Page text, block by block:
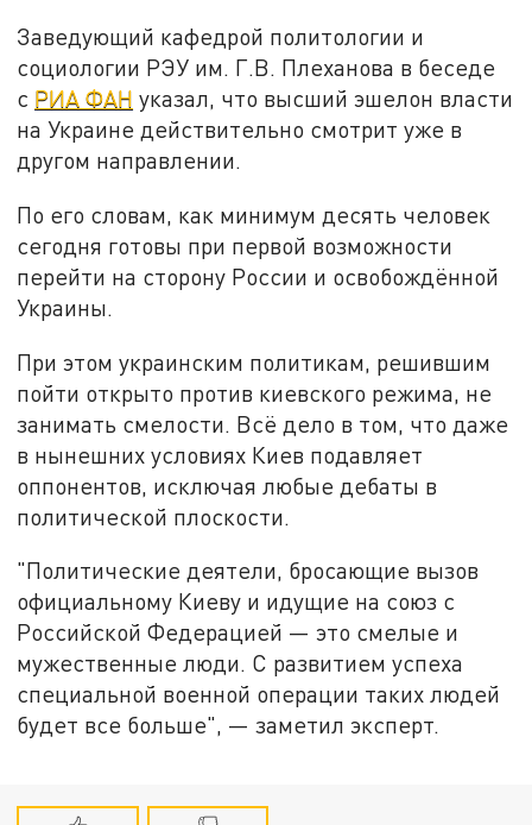
Заведующий кафедрой политологии и
социологии РЭУ им. Г.В. Плеханова в беседе
с РИА ФАН указал, что высший эшелон власти
на Украине действительно смотрит уже в
другом направлении.
По его словам, как минимум десять человек
сегодня готовы при первой возможности
перейти на сторону России и освобождённой
Украины.
При этом украинским политикам, решившим
пойти открыто против киевского режима, не
занимать смелости. Всё дело в том, что даже
в нынешних условиях Киев подавляет
оппонентов, исключая любые дебаты в
политической плоскости.
"Политические деятели, бросающие вызов
официальному Киеву и идущие на союз с
Российской Федерацией — это смелые и
мужественные люди. С развитием успеха
специальной военной операции таких людей
будет все больше", — заметил эксперт.